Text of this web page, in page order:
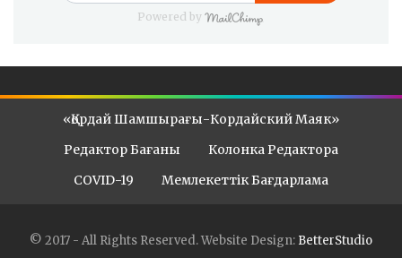
Powered by
«Қордай Шамшырағы-Кордайский Маяк»
Редактор Бағаны
Колонка Редактора
COVID-19
Мемлекеттік Бағдарлама
© 2017 - All Rights Reserved.Website Design: BetterStudio